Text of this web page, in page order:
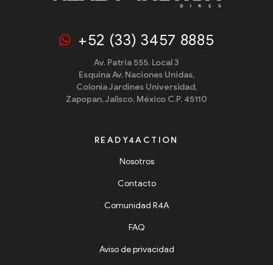
+52 (33) 3457 8885
Av. Patria 555. Local 3
Esquina Av. Naciones Unidas,
Colonia Jardines Universidad,
Zapopan, Jalisco, México C.P. 45110
READY4ACTION
Nosotros
Contacto
Comunidad R4A
FAQ
Aviso de privacidad